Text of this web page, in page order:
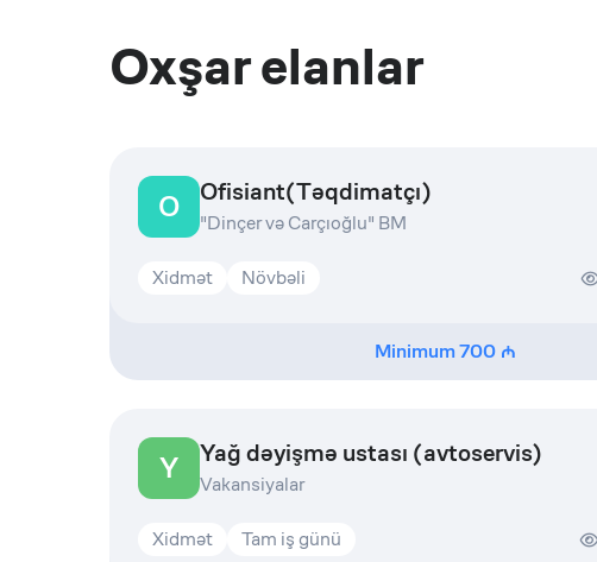
Oxşar elanlar
O Ofisiant(Təqdimatçı)
"Dinçer və Carçıoğlu" BM
Xidmət Növbəli
Minimum700
Y Yağ dəyişmə ustası (avtoservis)
Vakansiyalar
Xidmət Tam iş günü